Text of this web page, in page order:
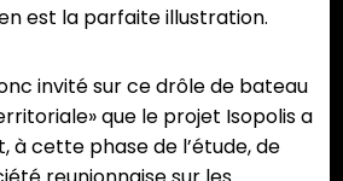
est la parfaite illustration.
invité sur ce drôle de bateau
que le projet Isopolis a
à cette phase de l’étude, de